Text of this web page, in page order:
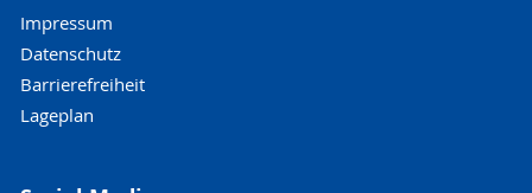
Impressum
Datenschutz
Barrierefreiheit
Lageplan